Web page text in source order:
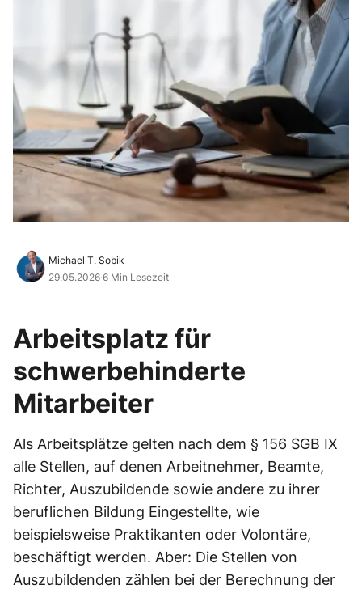
Michael T. Sobik
29.05.2026·6 Min Lesezeit
Arbeitsplatz für
schwerbehinderte
Mitarbeiter
Als Arbeitsplätze gelten nach dem § 156 SGB IX
alle Stellen, auf denen Arbeitnehmer, Beamte,
Richter, Auszubildende sowie andere zu ihrer
beruflichen Bildung Eingestellte, wie
beispielsweise Praktikanten oder Volontäre,
beschäftigt werden. Aber: Die Stellen von
Auszubildenden zählen bei der Berechnung der